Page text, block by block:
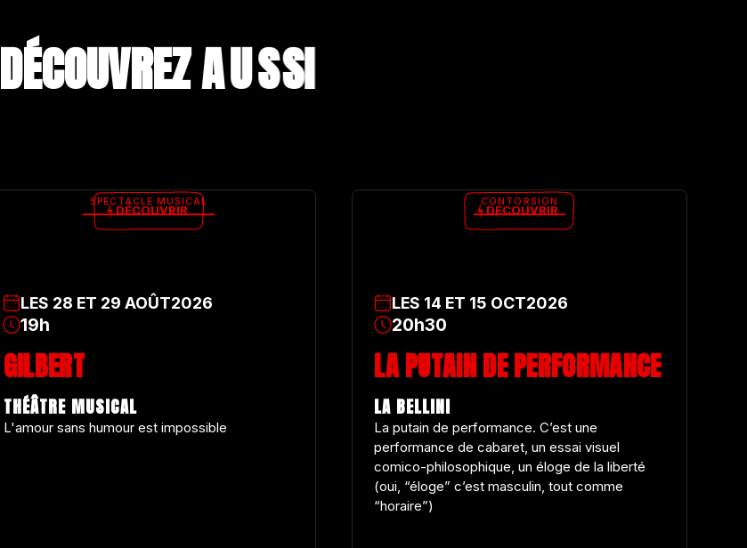
DÉCOUVREZ AUSSI
LES 28 ET 29 AOÛT2026
19h
GILBERT
THÉÂTRE MUSICAL
L'amour sans humour est impossible
DÉCOUVRIR
SPECTACLE MUSICAL
LES 14 ET 15 OCT2026
20h30
LA PUTAIN DE PERFORMANCE
LA BELLINI
La putain de performance. C’est une
performance de cabaret, un essai visuel
comico-philosophique, un éloge de la liberté
(oui, “éloge” c’est masculin, tout comme
“horaire”)
DÉCOUVRIR
CONTORSION